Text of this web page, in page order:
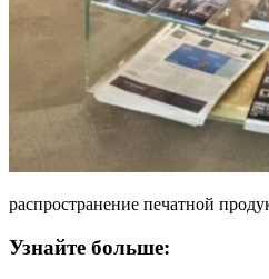
распространение печатной
Узнайте больше: